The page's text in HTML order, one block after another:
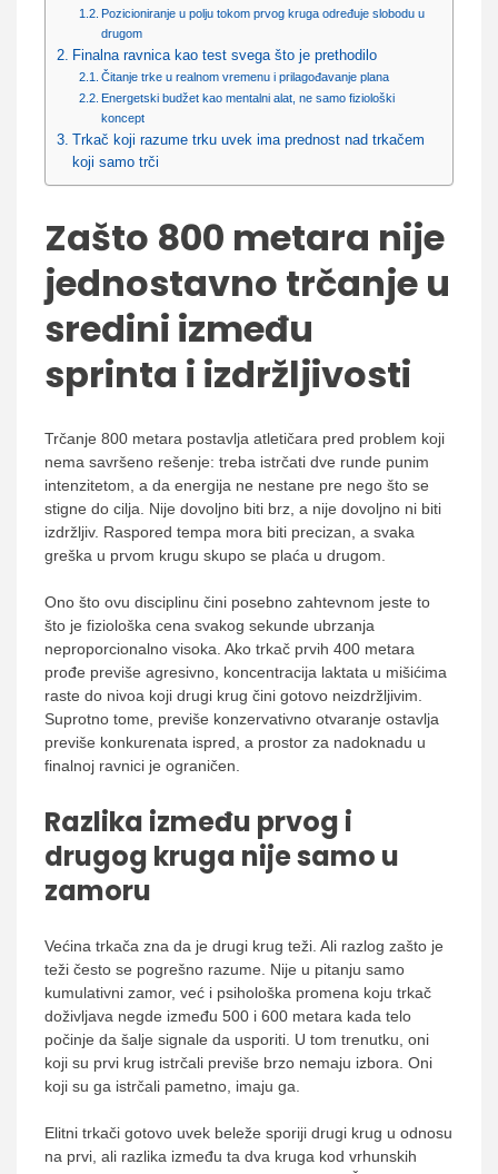
Pozicioniranje u polju tokom prvog kruga određuje slobodu u
drugom
Finalna ravnica kao test svega što je prethodilo
Čitanje trke u realnom vremenu i prilagođavanje plana
Energetski budžet kao mentalni alat, ne samo fiziološki
koncept
Trkač koji razume trku uvek ima prednost nad trkačem
koji samo trči
Zašto 800 metara nije
jednostavno trčanje u
sredini između
sprinta i izdržljivosti
Trčanje 800 metara postavlja atletičara pred problem koji
nema savršeno rešenje: treba istrčati dve runde punim
intenzitetom, a da energija ne nestane pre nego što se
stigne do cilja. Nije dovoljno biti brz, a nije dovoljno ni biti
izdržljiv. Raspored tempa mora biti precizan, a svaka
greška u prvom krugu skupo se plaća u drugom.
Ono što ovu disciplinu čini posebno zahtevnom jeste to
što je fiziološka cena svakog sekunde ubrzanja
neproporcionalno visoka. Ako trkač prvih 400 metara
prođe previše agresivno, koncentracija laktata u mišićima
raste do nivoa koji drugi krug čini gotovo neizdržljivim.
Suprotno tome, previše konzervativno otvaranje ostavlja
previše konkurenata ispred, a prostor za nadoknadu u
finalnoj ravnici je ograničen.
Razlika između prvog i
drugog kruga nije samo u
zamoru
Većina trkača zna da je drugi krug teži. Ali razlog zašto je
teži često se pogrešno razume. Nije u pitanju samo
kumulativni zamor, već i psihološka promena koju trkač
doživljava negde između 500 i 600 metara kada telo
počinje da šalje signale da usporiti. U tom trenutku, oni
koji su prvi krug istrčali previše brzo nemaju izbora. Oni
koji su ga istrčali pametno, imaju ga.
Elitni trkači gotovo uvek beleže sporiji drugi krug u odnosu
na prvi, ali razlika između ta dva kruga kod vrhunskih